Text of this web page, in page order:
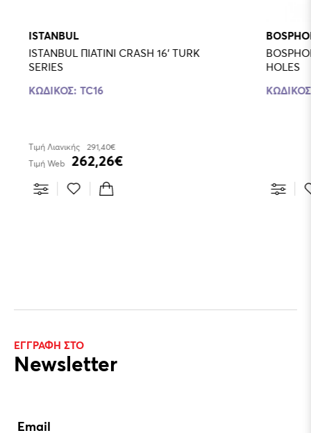
ISTANBUL
ISTANBUL ΠΙΑΤΙΝΙ CRASH 16' TURK
SERIES
ΚΩΔΙΚΟΣ: TC16
Τιμή Λιανικής
291,40€
Τιμή Web
262,26€
HOLES
ΕΓΓΡΑΦΗ ΣΤΟ
Newsletter